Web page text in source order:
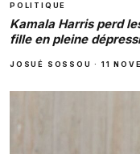
POLITIQUE
Kamala Harris perd
fille en pleine
JOSUÉ SOSSOU ·11